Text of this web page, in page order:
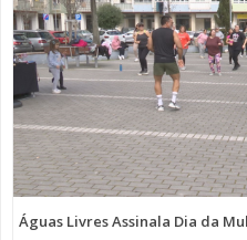
Águas Livres Assinala Dia da